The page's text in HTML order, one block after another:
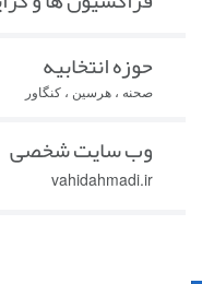
حوزه انتخابیه
صحنه ، هرسین ، کنگاور
وب سایت شخصی
vahidahmadi.ir